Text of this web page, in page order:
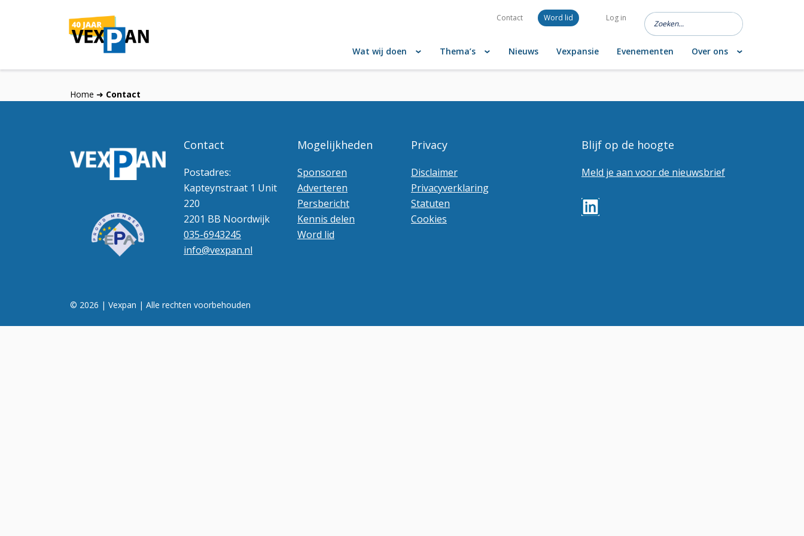
Contact Word lid Log in
Wat wij doen Thema’s Nieuws Vexpansie Evenementen Over ons
Home ➜ Contact
Contact
Postadres:
Kapteynstraat 1 Unit
220
2201 BB Noordwijk
035-6943245
info@vexpan.nl
Mogelijkheden
Sponsoren
Adverteren
Persbericht
Kennis delen
Word lid
Privacy
Disclaimer
Privacyverklaring
Statuten
Cookies
Blijf op de hoogte
Meld je aan voor de nieuwsbrief
© 2026 | Vexpan | Alle rechten voorbehouden